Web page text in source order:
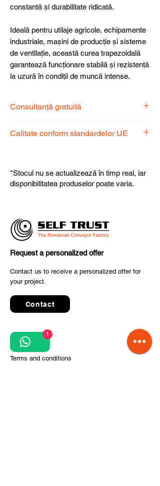
constantă și durabilitate ridicată.
Ideală pentru utilaje agricole, echipamente
industriale, mașini de producție și sisteme
de ventilație, această curea trapezoidală
garantează funcționare stabilă și rezistență
la uzură în condiții de muncă intense.
Consultanță gratuită
dispoziție pentru a alege produsul
Calitate conform standardelor UE
fiabilitate și performanță superioară.
*Stocul nu se actualizează în timp real, iar
disponibilitatea produselor poate varia.
Request a personalized offer
Contact us to receive a personalized offer for
your project.
Contact
Quick Links
Terms and conditions
1